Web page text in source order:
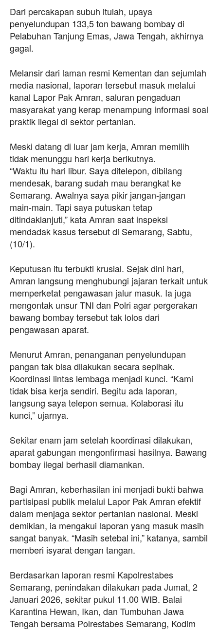
Dari percakapan subuh itulah, upaya
penyelundupan 133,5 ton bawang bombay di
Pelabuhan Tanjung Emas, Jawa Tengah, akhirnya
gagal.
Melansir dari laman resmi Kementan dan sejumlah
media nasional, laporan tersebut masuk melalui
kanal Lapor Pak Amran, saluran pengaduan
masyarakat yang kerap menampung informasi soal
praktik ilegal di sektor pertanian.
Meski datang di luar jam kerja, Amran memilih
tidak menunggu hari kerja berikutnya.
“Waktu itu hari libur. Saya ditelepon, dibilang
mendesak, barang sudah mau berangkat ke
Semarang. Awalnya saya pikir jangan-jangan
main-main. Tapi saya putuskan tetap
ditindaklanjuti,” kata Amran saat inspeksi
mendadak kasus tersebut di Semarang, Sabtu,
(10/1).
Keputusan itu terbukti krusial. Sejak dini hari,
Amran langsung menghubungi jajaran terkait untuk
memperketat pengawasan jalur masuk. Ia juga
mengontak unsur TNI dan Polri agar pergerakan
bawang bombay tersebut tak lolos dari
pengawasan aparat.
Menurut Amran, penanganan penyelundupan
pangan tak bisa dilakukan secara sepihak.
Koordinasi lintas lembaga menjadi kunci. “Kami
tidak bisa kerja sendiri. Begitu ada laporan,
langsung saya telepon semua. Kolaborasi itu
kunci,” ujarnya.
Sekitar enam jam setelah koordinasi dilakukan,
aparat gabungan mengonfirmasi hasilnya. Bawang
bombay ilegal berhasil diamankan.
Bagi Amran, keberhasilan ini menjadi bukti bahwa
partisipasi publik melalui Lapor Pak Amran efektif
dalam menjaga sektor pertanian nasional. Meski
demikian, ia mengakui laporan yang masuk masih
sangat banyak. “Masih setebal ini,” katanya, sambil
memberi isyarat dengan tangan.
Berdasarkan laporan resmi Kapolrestabes
Semarang, penindakan dilakukan pada Jumat, 2
Januari 2026, sekitar pukul 11.00 WIB. Balai
Karantina Hewan, Ikan, dan Tumbuhan Jawa
Tengah bersama Polrestabes Semarang, Kodim